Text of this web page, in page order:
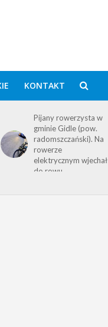
KONTAKT
Pijany rowerzysta w
gminie Gidle (pow.
radomszczański). Na
rowerze
elektrycznym wjechał
do rowu